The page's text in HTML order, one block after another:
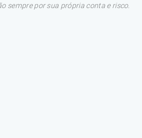
sempre por sua própria conta e risco.